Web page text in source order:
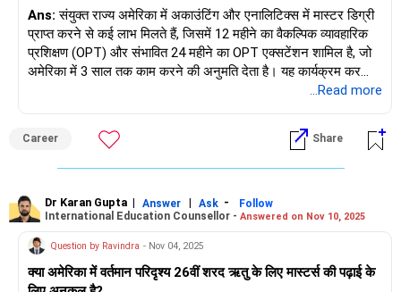
अधिक जानकारी के लिए आप हमारी वेबसाइट पर जा सकते हैं।
Ans: संयुक्त राज्य अमेरिका में अकाउंटिंग और एनालिटिक्स में मास्टर डिग्री
प्राप्त करने से कई लाभ मिलते हैं, जिसमें 12 महीने का वैकल्पिक व्यावहारिक
प्रशिक्षण (OPT) और संभावित 24 महीने का OPT एक्सटेंशन शामिल है, जो
अमेरिका में 3 साल तक काम करने की अनुमति देता है। यह कार्यक्रम कर
कानूनों, अनुपालन संबंधी चिंताओं और कॉर्पोरेट प्रशासन मानकों में बदलाव के
लिए डिज़ाइन किया गया है। CPA और 20 वर्षों के अनुभव के साथ, आप वित्तीय
विश्लेषक, नियंत्रक या CFO के रूप में शीर्ष पदों को लक्षित कर सकते हैं। यह
कार्यक्रम उन्नत एनालिटिक्स टूल, यू.एस.-विशिष्ट अकाउंटिंग ज्ञान और
निवेशक के रूप में, आपको वित्तीय बाधाओं, नौकरी बाजार की प्रतिस्पर्धा, ROI,
स्थानांतरण और अनुकूलनशीलता और वीज़ा और आव्रजन नीति जोखिमों जैसे
कारकों पर विचार करना चाहिए। नेटवर्किंग को अधिकतम करने के लिए,
आपको बेहतर अकाउंटिंग और एनालिटिक्स पेशेवर प्लेसमेंट रिकॉर्ड वाले उच्च
रैंक वाले कॉलेजों पर शोध करना चाहिए और छात्रवृत्ति, सहायक या अंशकालिक
...Read more
Career Share
Dr Karan Gupta | Answer | Ask -
Follow
International Education Counsellor - Answered on Nov 10, 2025
Question by Ravindra - Nov 04, 2025
क्या अमेरिका में वर्तमान परिदृश्य 26वीं शरद ऋतु के लिए मास्टर्स की पढ़ाई के